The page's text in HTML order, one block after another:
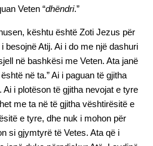
Veten “dhëndri.”
kështu është Zoti Jezus për
besojnë Atij. Ai i do me një dashuri
në bashkësi me Veten. Ata janë
në ta.” Ai i paguan të gjitha
i plotëson të gjitha nevojat e tyre
me ta në të gjitha vështirësitë e
e tyre, dhe nuk i mohon për
si gjymtyrë të Vetes. Ata që i